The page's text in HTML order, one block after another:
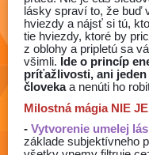
lásky spraví to, že buď
hviezdy a nájsť si tú,
tie hviezdy, ktoré by
z oblohy a pripletú sa
všimli. Ide o princíp
príťažlivosti, ani
človekaa nenúti ho
Milostná mágia NIE
- Vytvorenie umelej
základe subjektívneho